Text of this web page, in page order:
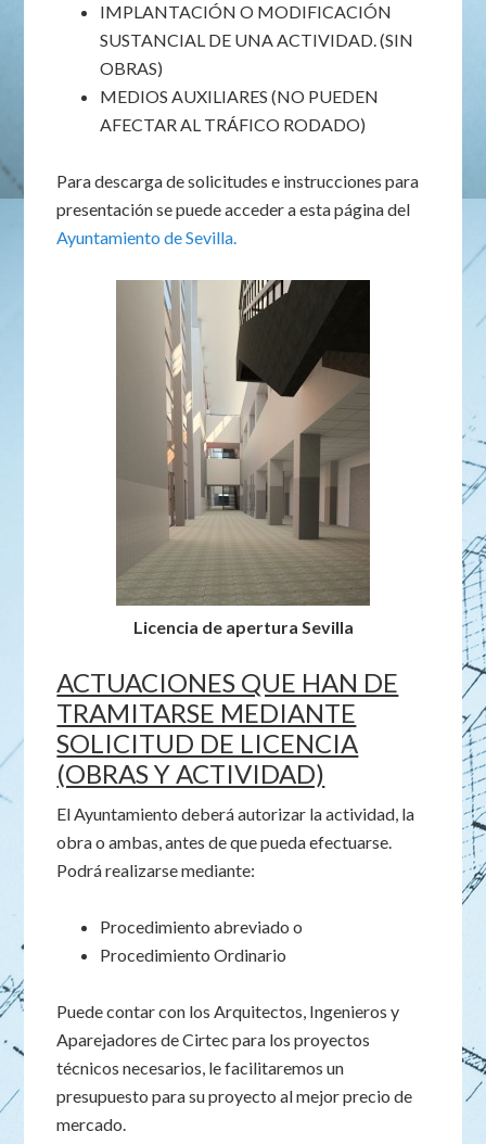
IMPLANTACIÓN O MODIFICACIÓN
SUSTANCIAL DE UNA ACTIVIDAD. (SIN
OBRAS)
MEDIOS AUXILIARES (NO PUEDEN
AFECTAR AL TRÁFICO RODADO)
Para descarga de solicitudes e instrucciones para
presentación se puede acceder a esta página del
Ayuntamiento de Sevilla.
Licencia de apertura Sevilla
ACTUACIONES QUE HAN DE
TRAMITARSE MEDIANTE
SOLICITUD DE LICENCIA
(OBRAS Y ACTIVIDAD)
El Ayuntamiento deberá autorizar la actividad, la
obra o ambas, antes de que pueda efectuarse.
Podrá realizarse mediante:
Procedimiento abreviado o
Procedimiento Ordinario
Puede contar con los Arquitectos, Ingenieros y
Aparejadores de Cirtec para los proyectos
técnicos necesarios, le facilitaremos un
presupuesto para su proyecto al mejor precio de
mercado.